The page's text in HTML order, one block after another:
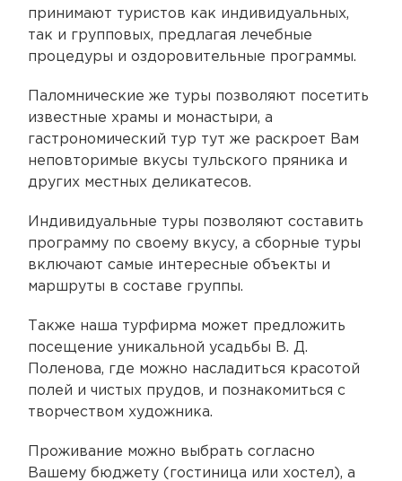
принимают туристов как индивидуальных,
так и групповых, предлагая лечебные
процедуры и оздоровительные программы.
Паломнические же туры позволяют посетить
известные храмы и монастыри, а
гастрономический тур тут же раскроет Вам
неповторимые вкусы тульского пряника и
других местных деликатесов.
Индивидуальные туры позволяют составить
программу по своему вкусу, а сборные туры
включают самые интересные объекты и
маршруты в составе группы.
Также наша турфирма может предложить
посещение уникальной усадьбы В. Д.
Поленова, где можно насладиться красотой
полей и чистых прудов, и познакомиться с
творчеством художника.
Проживание можно выбрать согласно
Вашему бюджету (гостиница или хостел), а